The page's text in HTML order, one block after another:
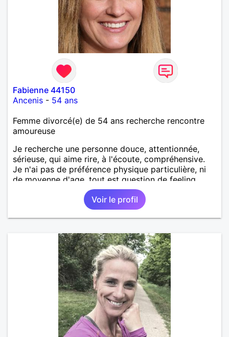
Fabienne 44150
Ancenis - 54 ans
Femme divorcé(e) de 54 ans recherche rencontre
amoureuse
Je recherche une personne douce, attentionnée,
sérieuse, qui aime rire, à l'écoute, compréhensive.
Je n'ai pas de préférence physique particulière, ni
de moyenne d'age, tout est question de feeling.
Voir le profil